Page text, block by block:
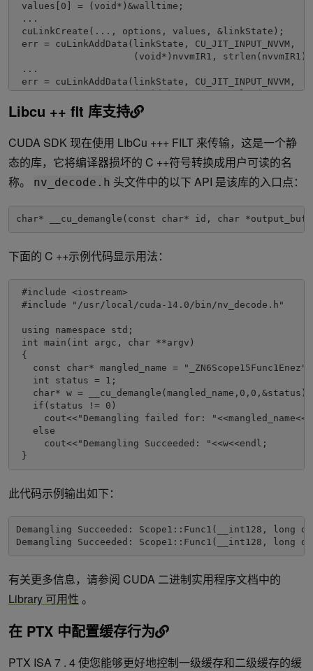
values[0] = (void*)&walltime;
...
cuLinkCreate(..., options, values, &linkState);
err = cuLinkAddData(linkState, CU_JIT_INPUT_NVVM,
(void*)nvvmIR1, strlen(nvvmIR1)
...
err = cuLinkAddData(linkState, CU_JIT_INPUT_NVVM,
(void*)nvvmIR2, strlen(nvvmIR2)
...
cuLinkComplete(linkState, &cubin, &cubinSize);
Libcu ++ flt 库支持
CUDA SDK 现在使用 LIbCu +++ FILT 来传输，这是一个静
态的库，它将编译器损坏的 C ++符号转换成用户可读的名
称。
nv_decode.h 头文件中的以下 API 是该库的入口点：
char* __cu_demangle(const char* id, char
下面的 C ++示例代码显示用法：
#include <iostream>
#include "/usr/local/cuda-14.0/bin/nv_decode.h"
using namespace std;
int main(int argc, char **argv)
{
   const char* mangled_name = "_ZN6Scope15Func1Enez";
   int status = 1;
   char* w = __cu_demangle(mangled_name,0,0,&status);
   if(status != 0)
cout<<"Demangling failed for:
   else
     cout<<"Demangling Succeeded: "<<w<<endl;
}
此代码示例输出如下：
Demangling Succeeded: Scope1::Func1(__int128, long
Demangling Succeeded: Scope1::Func1(__int128, long
有关更多信息，请参阅 CUDA 二进制实用程序文档中的
Library 可用性 。
在 PTX 中配置缓存行为
PTX ISA 7 . 4 使您能够更好地控制一级缓存和二级缓存的缓